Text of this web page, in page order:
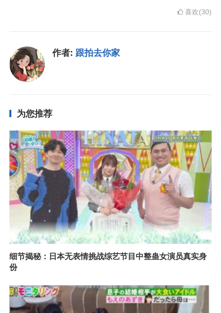
喜欢(30)
作者: 跟拍去你家
为您推荐
细节揭秘：日本无表情挑战综艺节目中整蛊女演员真实身
份